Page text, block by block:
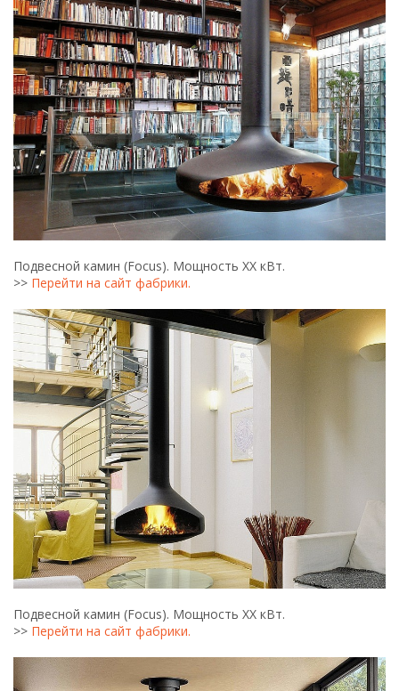
Подвесной камин (Focus). Мощность ХХ кВт.
>> Перейти на сайт фабрики.
Подвесной камин (Focus). Мощность ХХ кВт.
>> Перейти на сайт фабрики.